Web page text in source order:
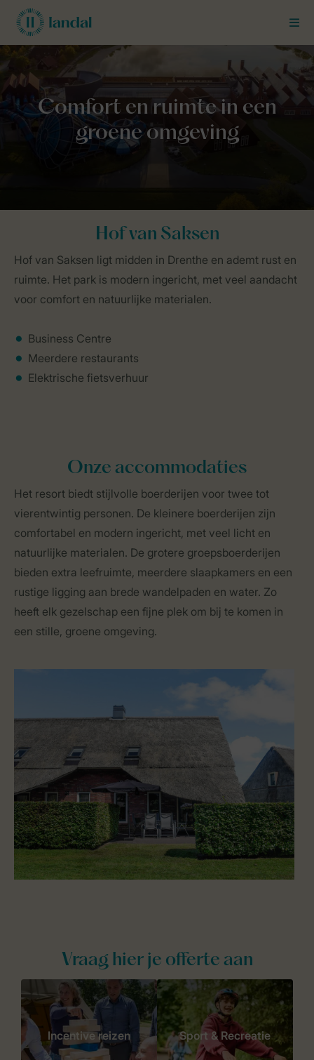
Landal Business Line Groepen Parken Hof van Saksen
Hof van Saksen
Hof van Saksen ligt midden in Drenthe en ademt rust en
ruimte. Het park is modern ingericht, met veel aandacht
voor comfort en natuurlijke materialen.
Business Centre
Meerdere restaurants
Elektrische fietsverhuur
Onze accommodaties
Het resort biedt stijlvolle boerderijen voor twee tot
vierentwintig personen. De kleinere boerderijen zijn
comfortabel en modern ingericht, met veel licht en
natuurlijke materialen. De grotere groepsboerderijen
bieden extra leefruimte, meerdere slaapkamers en een
rustige ligging aan brede wandelpaden en water. Zo
heeft elk gezelschap een fijne plek om bij te komen in
een stille, groene omgeving.
Vraag hier je offerte aan
Incentive reizen Sport & Recreatie